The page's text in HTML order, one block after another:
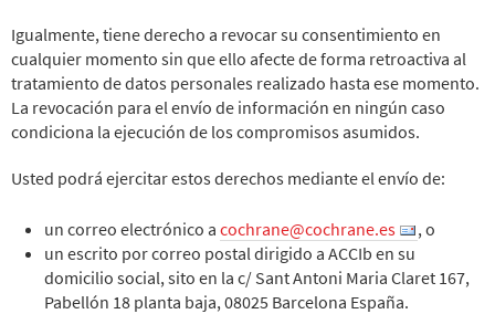
Igualmente, tiene derecho a revocar su consentimiento en
cualquier momento sin que ello afecte de forma retroactiva al
tratamiento de datos personales realizado hasta ese momento.
La revocación para el envío de información en ningún caso
condiciona la ejecución de los compromisos asumidos.
Usted podrá ejercitar estos derechos mediante el envío de:
un correo electrónico a cochrane@cochrane.es
, o
un escrito por correo postal dirigido a ACCIb en su
domicilio social, sito en la c/ Sant Antoni Maria Claret 167,
Pabellón 18 planta baja, 08025 Barcelona España.